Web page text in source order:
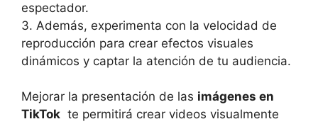
‍espectador.
3. Además, experimenta⁤ con‌ la velocidad​ de⁢
reproducción ⁢para crear‍ efectos visuales
dinámicos ‍y‌ captar la atención de tu audiencia.
Mejorar la ⁢presentación de las imágenes en⁤
TikTok ⁢ te⁤ permitirá crear videos visualmente